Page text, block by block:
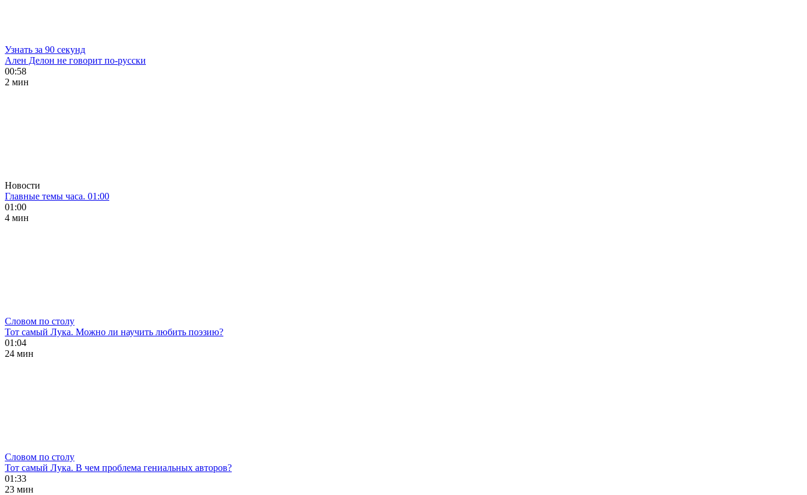
Узнать за 90 секунд
Ален Делон не говорит по-русски
00:58
2 мин
Новости
Главные темы часа. 01:00
01:00
4 мин
Словом по столу
Тот самый Лука. Можно ли научить любить поэзию?
01:04
24 мин
Словом по столу
Тот самый Лука. В чем проблема гениальных авторов?
01:33
23 мин